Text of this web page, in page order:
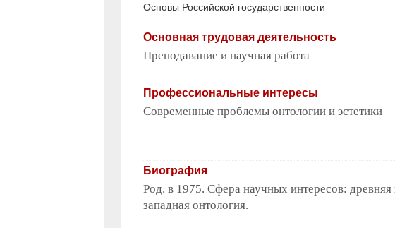
Основы Российской государственности
Основная трудовая деятельность
Преподавание и научная работа
Профессиональные интересы
Современные проблемы онтологии и эстетики
Биография
Род. в 1975. Сфера научных интересов:
западная онтология.